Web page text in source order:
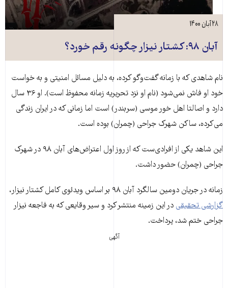
آبان ۹۸: کشتار نیزار چگونه رقم خورد؟
۲۸ آبان ۱۴۰۰
نام شاهدی که با زمانه گفت‌وگو کرده، به دلیل مسائل امنیتی و به خواست
خود او فاش نمی‌شود (نام او نزد تحریریه زمانه محفوظ است). او ۳۶ سال
دارد و اصالتا اهل خور موسی (سربندر) است اما زمانی که در ایران زندگی
می‌کرده، ساکن شهرک جراحی (چمران) بوده است.
این شاهد یکی از افرادی‌ست که از روز اول اعتراض‌های آبان ۹۸ در شهرک
جراحی (چمران) حضور داشت.
زمانه در جریان دومین سالگرد آبان ۹۸ بر اساس ویدئوی کامل کشتار نیزار،
گزارشی تحقیقی در این زمینه منتشر کرد و سیر وقایعی که به فاجعه نیزار
جراحی ختم شد، پرداخت.
آگهی